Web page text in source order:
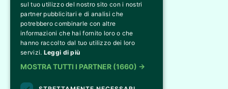
info@biebieventi.com
sul tuo utilizzo del nostro sito con i nostri
partner pubblicitari e di analisi che
potrebbero combinarle con altre
informazioni che hai fornito loro o che
hanno raccolto dal tuo utilizzo dei loro
servizi. Leggi di più
MOSTRA TUTTI I PARTNER (1660) →